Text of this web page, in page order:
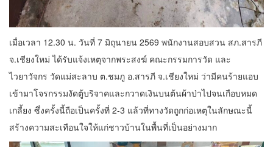
เมื่อเวลา 12.30 น. วันที่ 7 มิถุนายน 2569 พนักงานสอบสวน สภ.สารภี
จ.เชียงใหม่ ได้รับแจ้งเหตุจากพระสงฆ์ คณะกรรมการวัด และ
ไวยาวัจกร วัดแม่สะลาบ ต.ชมภู อ.สารภี จ.เชียงใหม่ ว่ามีคนร้ายแอบ
เข้ามาโจรกรรมงัดตู้บริจาคและกวาดเงินบนต้นผ้าป่าไปจนเกือบหมด
เกลี้ยง ซึ่งครั้งนี้ถือเป็นครั้งที่ 2-3 แล้วที่ทางวัดถูกก่อเหตุในลักษณะนี้
สร้างความสะเทือนใจให้แก่ชาวบ้านในพื้นที่เป็นอย่างมาก